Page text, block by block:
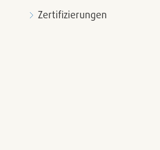
Zertifizierungen